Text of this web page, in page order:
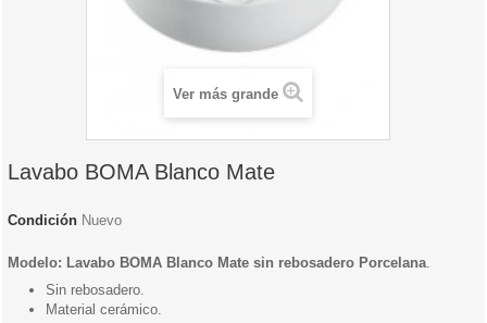
Ver más grande
Lavabo BOMA Blanco Mate
Condición Nuevo
Modelo: Lavabo BOMA Blanco Mate sin rebosadero Porcelana.
Sin rebosadero.
Material cerámico.